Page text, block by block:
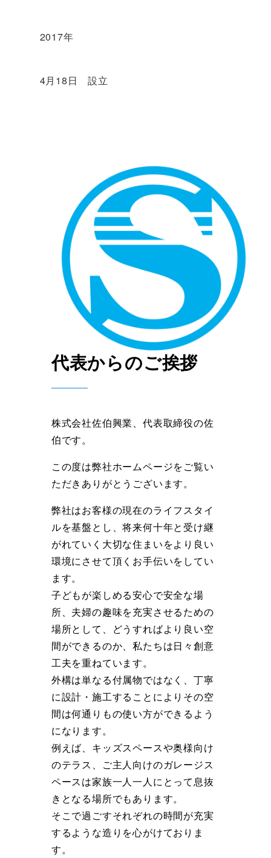
2017年
4月18日 設立
代表からのご挨拶
株式会社佐伯興業、代表取締役の佐
伯です。
この度は弊社ホームページをご覧い
ただきありがとうございます。
弊社はお客様の現在のライフスタイ
ルを基盤とし、将来何十年と受け継
がれていく大切な住まいをより良い
環境にさせて頂くお手伝いをしてい
ます。
子どもが楽しめる安心で安全な場
所、夫婦の趣味を充実させるための
場所として、どうすればより良い空
間ができるのか、私たちは日々創意
工夫を重ねています。
外構は単なる付属物ではなく、丁寧
に設計・施工することによりその空
間は何通りもの使い方ができるよう
になります。
例えば、キッズスペースや奥様向け
のテラス、ご主人向けのガレージス
ペースは家族一人一人にとって息抜
きとなる場所でもあります。
そこで過ごすそれぞれの時間が充実
するような造りを心がけておりま
す。